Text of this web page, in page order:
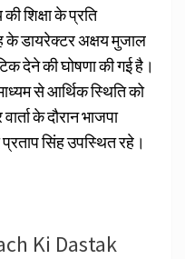
शिक्षा के प्रति
के डायरेक्टर अक्षय मुजाल
देने की घोषणा की गई है।
से आर्थिक स्थिति को
के दौरान भाजपा
प्रताप सिंह उपस्थित रहे।
Ki Dastak